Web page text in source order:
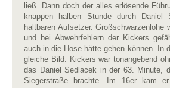
ließ. Dann doch der alles erlösende
knappen halben Stunde durch Daniel
haltbaren Aufsetzer. Großschwarzenlohe
und bei Abwehrfehlern der Kickers
auch in die Hose hätte gehen können. In
gleiche Bild. Kickers war tonangebend
das Daniel Sedlacek in der 63. Minute,
Siegerstraße brachte. Im 16er kam